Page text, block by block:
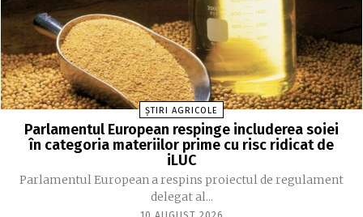
ȘTIRI AGRICOLE
Parlamentul European respinge includerea soiei
în categoria materiilor prime cu risc ridicat de
iLUC
Parlamentul European a respins proiectul de regulament
delegat al...